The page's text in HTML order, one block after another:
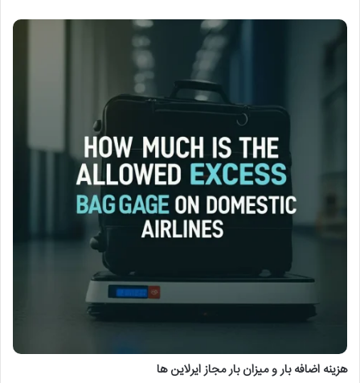
هزینه اضافه بار و میزان بار مجاز ایرلاین ها